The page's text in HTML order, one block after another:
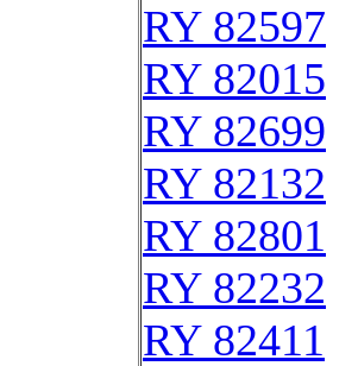
RY 82597
RY 82015
RY 82699
RY 82132
RY 82801
RY 82232
RY 82411